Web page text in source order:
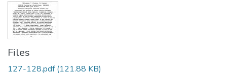
Files
127-128.pdf(121.88 KB)